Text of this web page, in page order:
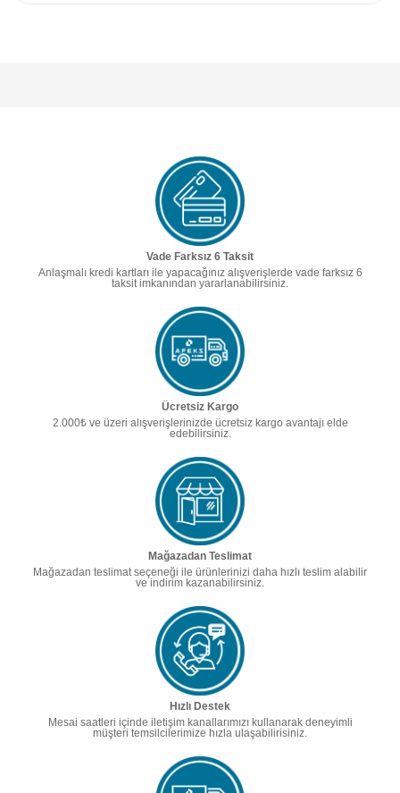
Vade Farksız 6 Taksit
Anlaşmalı kredi kartları ile yapacağınız alışverişlerde vade farksız 6
taksit imkanından yararlanabilirsiniz.
Ücretsiz Kargo
2.000₺ ve üzeri alışverişlerinizde ücretsiz kargo avantajı elde
edebilirsiniz.
Mağazadan Teslimat
Mağazadan teslimat seçeneği ile ürünlerinizi daha hızlı teslim alabilir
ve indirim kazanabilirsiniz.
Hızlı Destek
Mesai saatleri içinde iletişim kanallarımızı kullanarak deneyimli
müşteri temsilcilerimize hızla ulaşabilirisiniz.